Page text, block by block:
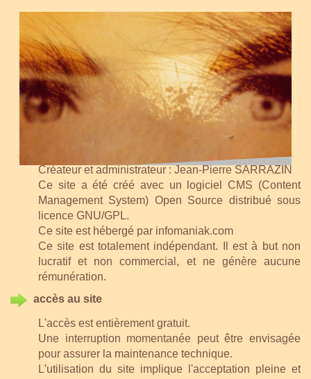
Créateur et administrateur : Jean-Pierre SARRAZIN
Ce site a été créé avec un logiciel CMS (Content
Management System) Open Source distribué sous
licence GNU/GPL.
Ce site est hébergé par infomaniak.com
Ce site est totalement indépendant. Il est à but non
lucratif et non commercial, et ne génère aucune
rémunération.
accès au site
L'accès est entièrement gratuit.
Une interruption momentanée peut être envisagée
pour assurer la maintenance technique.
L'utilisation du site implique l'acceptation pleine et